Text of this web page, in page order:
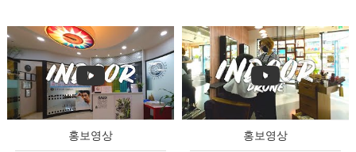
홍보영상 홍보영상